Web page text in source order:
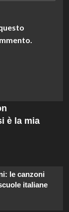
è la mia
le canzoni
italiane